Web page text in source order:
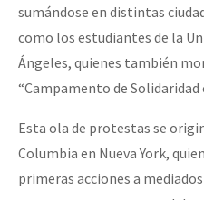
sumándose en distintas
como los estudiantes de la
Ángeles, quienes también
“Campamento de Solidaridad
Esta ola de protestas se
Columbia en Nueva York,
primeras acciones a